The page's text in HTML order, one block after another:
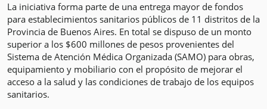
La iniciativa forma parte de una entrega mayor de fondos
para establecimientos sanitarios públicos de 11 distritos de la
Provincia de Buenos Aires. En total se dispuso de un monto
superior a los $600 millones de pesos provenientes del
Sistema de Atención Médica Organizada (SAMO) para obras,
equipamiento y mobiliario con el propósito de mejorar el
acceso a la salud y las condiciones de trabajo de los equipos
sanitarios.